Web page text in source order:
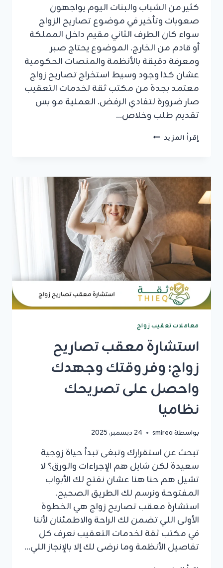
كثير من الشباب والبنات اليوم يواجهون
صعوبات وتأخير في موضوع تصاريح الزواج
سواء كان الطرف الثاني مقيم داخل المملكة
أو قادم من الخارج. الموضوع يحتاج صبر
ومعرفة دقيقة بالأنظمة والمنصات الحكومية
عشان كذا وجود وسيط استخراج تصاريح زواج
معتمد بجدة من مكتب ثقة لخدمات التعقيب
صار ضرورة لتفادي الرفض. العملية مو بس
تقديم طلب وخلاص…
إقرأ المزيد وسيط
معتمد:
إنجاز
سريع
ومعاملات
نظامية
100%
معاملات تعقيب زواج
استشارة معقب تصاريح
زواج: وفر وقتك وجهدك
واحصل على تصريحك
نظاميا
بواسطةsmirea 24 ديسمبر، 2025
تبحث عن استقرارك وتبغى تبدأ حياة زوجية
سعيدة لكن شايل هم الإجراءات والورق؟ لا
تشيل هم حنا هنا عشان نفتح لك الأبواب
المفتوحة ونرسم لك الطريق الصحيح.
استشارة معقب تصاريح زواج هي الخطوة
الأولى اللي تضمن لك الراحة والاطمئنان لأننا
في مكتب ثقة لخدمات التعقيب نعرف كل
تفاصيل الأنظمة وما نرضى لك إلا بالإنجاز اللي…